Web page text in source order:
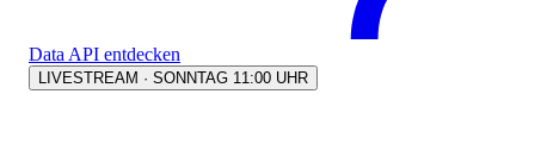
Data API entdecken
LIVESTREAM · SONNTAG 11:00 UHR